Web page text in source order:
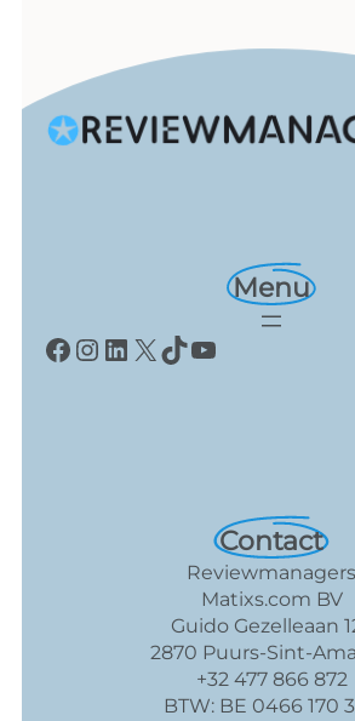
Menu
Facebook
Instagram
LinkedIn
X TikTok
YouTube
Contact
Reviewmanagers
Matixs.com BV
Guido Gezelleaan
2870 Puurs-Sint-
+32 477 866 872
BTW: BE 0466 170